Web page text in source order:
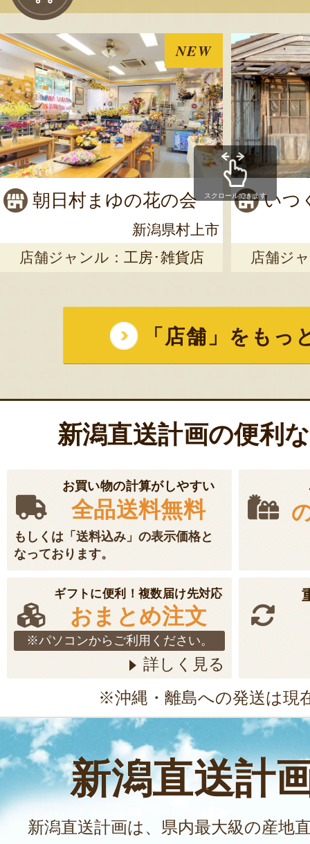
NEW
朝日村まゆの花の会
新潟県村上市
店舗ジャンル： 工房･雑貨店
いつ
店舗ジ
スクロールできます
「店舗」をもっ
新潟直送計画の便利
お買い物の計算がしやすい
全品送料無料
もしくは「送料込み」の表示価格と
なっております。
ギフトに便利！複数届け先対応
おまとめ注文
※パソコンからご利用ください。
詳しく見る
※沖縄・離島への発送は現
新潟直送計
新潟直送計画は、県内最大級の産地